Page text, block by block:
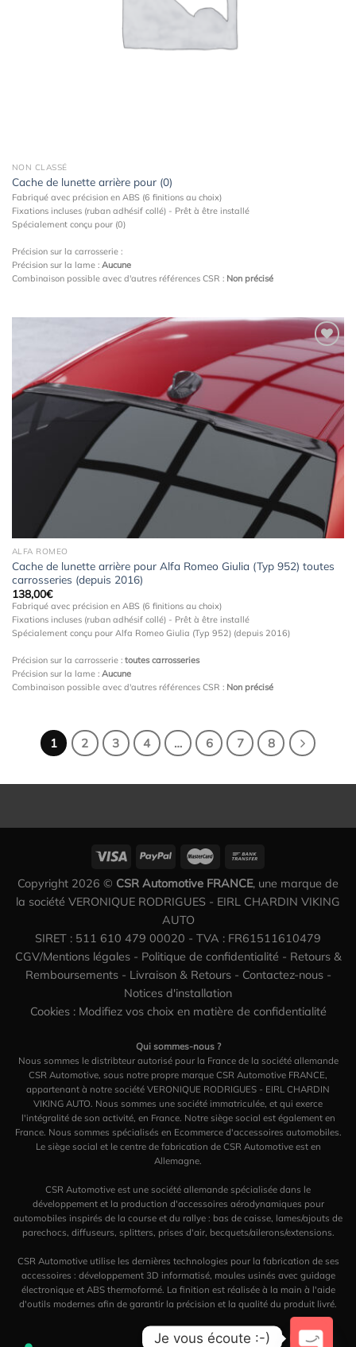
NON CLASSÉ
Cache de lunette arrière pour (0)
Fabriqué avec précision en ABS (6 finitions au choix)
Fixations incluses (ruban adhésif collé) - Prêt à être installé
Spécialement conçu pour (0)
Précision sur la carrosserie :
Précision sur la lame : Aucune
Combinaison possible avec d'autres références CSR : Non précisé
à la
wishlist
ALFA ROMEO
Cache de lunette arrière pour Alfa Romeo Giulia (Typ 952) toutes
carrosseries (depuis 2016)
138,00€
Fabriqué avec précision en ABS (6 finitions au choix)
Fixations incluses (ruban adhésif collé) - Prêt à être installé
Spécialement conçu pour Alfa Romeo Giulia (Typ 952) (depuis 2016)
Précision sur la carrosserie : toutes carrosseries
Précision sur la lame : Aucune
Combinaison possible avec d'autres références CSR : Non précisé
1 2 3 4 … 6 7 8
Copyright 2026 © CSR Automotive FRANCE, une marque de
la société VERONIQUE RODRIGUES - EIRL CHARDIN VIKING
AUTO
SIRET : 511 610 479 00020 - TVA : FR61511610479
CGV/Mentions légales- Politique de confidentialité - Retours &
Remboursements- Livraison & Retours- Contactez-nous-
Notices d'installation
Cookies : Modifiez vos choix en matière de confidentialité
Qui sommes-nous ?
Nous sommes le distribteur autorisé pour la France de la société allemande
CSR Automotive, sous notre propre marque CSR Automotive FRANCE,
appartenant à notre société VERONIQUE RODRIGUES - EIRL CHARDIN
VIKING AUTO. Nous sommes une société immatriculée, et qui exerce
l'intégralité de son activité, en France. Notre siège social est également en
France. Nous sommes spécialisés en Ecommerce d'accessoires automobiles.
Le siège social et le centre de fabrication de CSR Automotive est en
Allemagne.
CSR Automotive est une société allemande spécialisée dans le
développement et la production d'accessoires aérodynamiques pour
automobiles inspirés de la course et du rallye : bas de caisse, lames/ajouts de
parechocs, diffuseurs, splitters, prises d'air, becquets/ailerons/extensions.
CSR Automotive utilise les dernières technologies pour la fabrication de ses
accessoires : développement 3D informatisé, moules usinés avec guidage
électronique et ABS thermoformé. La finition est réalisée à la main à l'aide
d'outils modernes afin de garantir la précision et la qualité du produit livré.
Je vous écoute :-)